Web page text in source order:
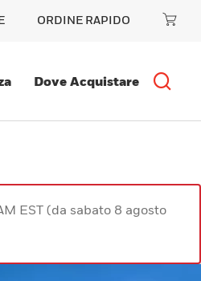
ORDINE RAPIDO
Dove Acquistare
EST (da sabato 8 agosto